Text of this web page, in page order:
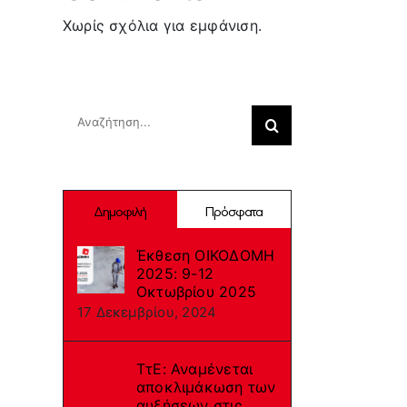
Χωρίς σχόλια για εμφάνιση.
Δημοφιλή Πρόσφατα
Έκθεση ΟΙΚΟΔΟΜΗ
2025: 9-12
Οκτωβρίου 2025
17 Δεκεμβρίου, 2024
ΤτΕ: Αναμένεται
αποκλιμάκωση των